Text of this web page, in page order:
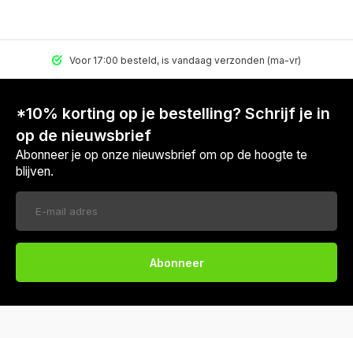
Voor 17:00 besteld, is vandaag verzonden (ma-vr)
*10% korting op je bestelling? Schrijf je in
op de nieuwsbrief
Abonneer je op onze nieuwsbrief om op de hoogte te
blijven.
Abonneer